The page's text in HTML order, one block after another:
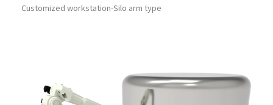
Customized workstation-Silo arm type